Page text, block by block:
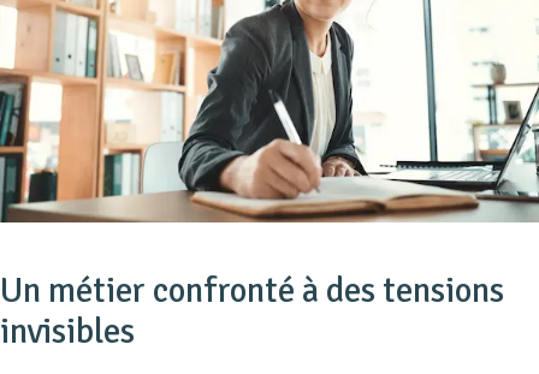
Un métier confronté à des tensions
invisibles